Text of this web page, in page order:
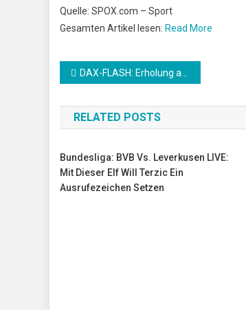
Quelle: SPOX.com – Sport
Gesamten Artikel lesen: Read More
Beitrags-
Navigation
DAX-FLASH: Erholung abgebrochen
RELATED POSTS
Bundesliga: BVB Vs. Leverkusen LIVE:
Mit Dieser Elf Will Terzic Ein
Ausrufezeichen Setzen